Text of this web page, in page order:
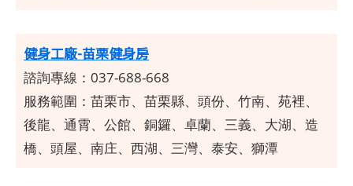
健身工廠-苗栗健身房
諮詢專線：037-688-668
服務範圍： 苗栗市、苗栗縣、頭份、竹南、苑裡、
後龍、通霄、公館、銅鑼、卓蘭、三義、大湖、造
橋、頭屋、南庄、西湖、三灣、泰安、獅潭